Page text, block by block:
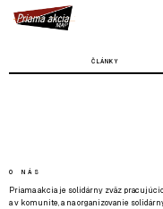
ČLÁNKY
O NÁS
Priama akcia je solidárny zväz
a v komunite, a na organizovanie